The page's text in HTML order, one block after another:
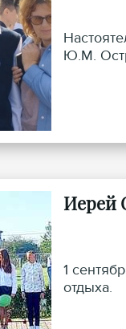
Ю.М.
Иерей
1
отдыха.